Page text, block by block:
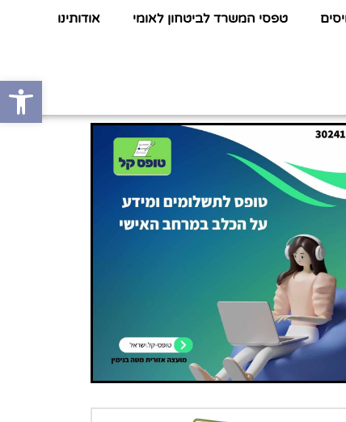
טפסי המשרד לביטחון לאומי אודותינו
פתח